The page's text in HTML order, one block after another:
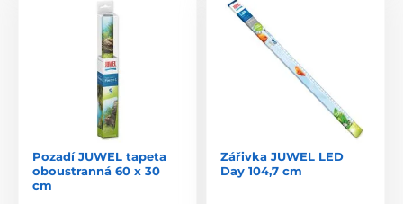
Pozadí JUWEL tapeta
oboustranná 60 x 30
cm
Zářivka JUWEL LED
Day 104,7 cm